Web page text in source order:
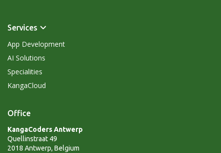
Services
App Development
AI Solutions
Specialities
KangaCloud
Office
KangaCoders Antwerp
Quellinstraat 49
2018 Antwerp, Belgium